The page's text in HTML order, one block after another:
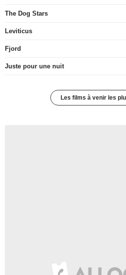
The Dog Stars
Leviticus
Fjord
Juste pour une nuit
Les films à venir les